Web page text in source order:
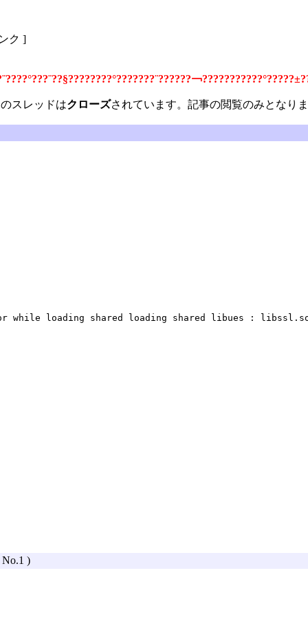
ク ]
￢
スレッドはクローズされています。記事の閲覧のみとなりま
loading shared loading shared libues :
No.1 )